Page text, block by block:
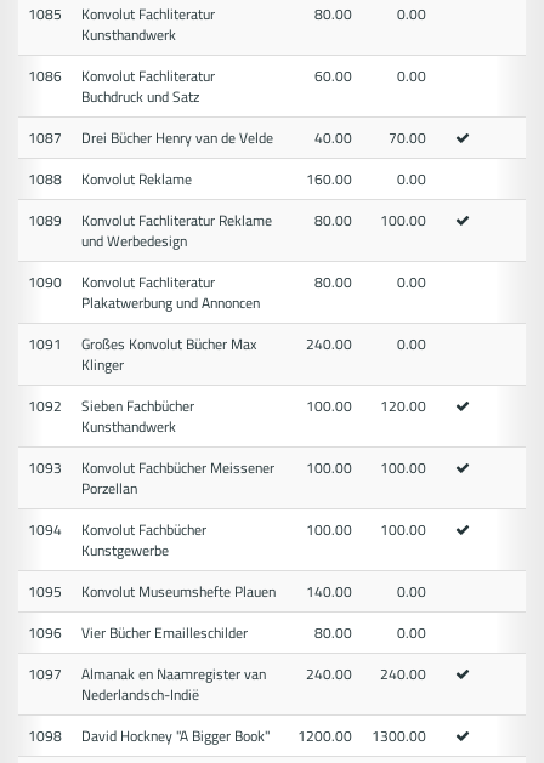
1085
Konvolut Fachliteratur
Kunsthandwerk
80.00 0.00
1086
Konvolut Fachliteratur
Buchdruck und Satz
60.00 0.00
1087 Drei Bücher Henry van de Velde 40.00
70.00
1088
Konvolut Reklame 160.00
0.00
1089
Konvolut Fachliteratur Reklame
und Werbedesign
80.00 100.00
1090
Konvolut Fachliteratur
Plakatwerbung und Annoncen
80.00 0.00
1091
Großes Konvolut Bücher Max
Klinger
240.00 0.00
1092
Sieben Fachbücher
Kunsthandwerk
100.00 120.00
1093
Konvolut Fachbücher Meissener
Porzellan
100.00 100.00
1094
Konvolut Fachbücher
Kunstgewerbe
100.00 100.00
1095 Konvolut Museumshefte Plauen 140.00
0.00
1096
Vier Bücher Emailleschilder 80.00
0.00
1097
Almanak en Naamregister van
Nederlandsch-Indië
240.00 240.00
1098 David Hockney "A Bigger Book" 1200.00
1300.00